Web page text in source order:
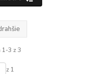
3 z 3
z 1